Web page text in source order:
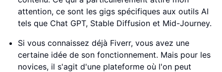
attention, ce sont les gigs spécifiques aux outils AI
tels que Chat GPT, Stable Diffusion et Mid-Journey.
Si vous connaissez déjà Fiverr, vous avez une
certaine idée de son fonctionnement. Mais pour les
novices, il s'agit d'une plateforme où l'on peut